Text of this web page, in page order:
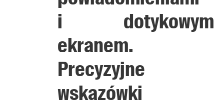
i dotykowym
ekranem.
Precyzyjne
wskazówki